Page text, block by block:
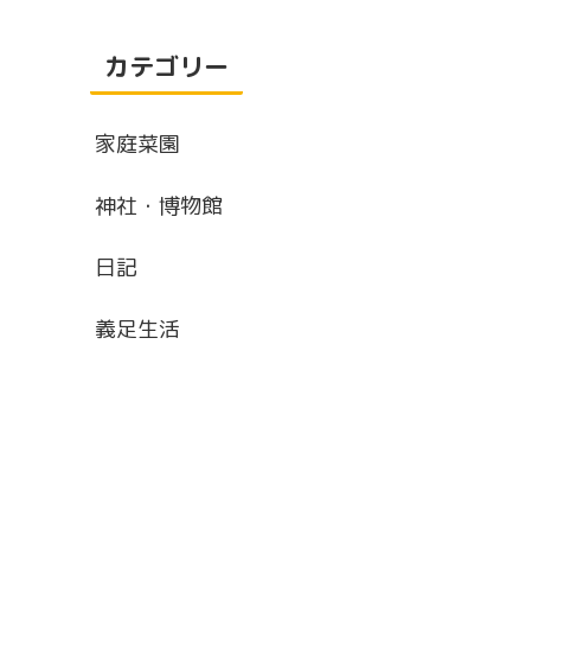
カテゴリー
家庭菜園
神社・博物館
日記
義足生活